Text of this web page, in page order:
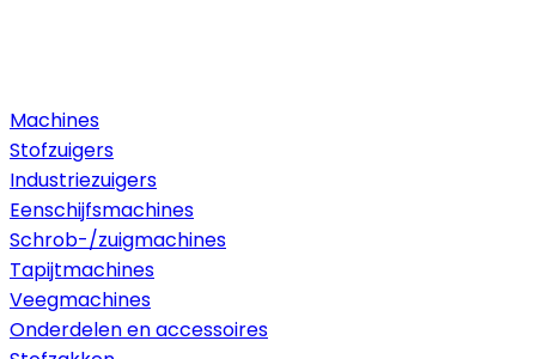
Machines
Stofzuigers
Industriezuigers
Eenschijfsmachines
Schrob-/zuigmachines
Tapijtmachines
Veegmachines
Onderdelen en accessoires